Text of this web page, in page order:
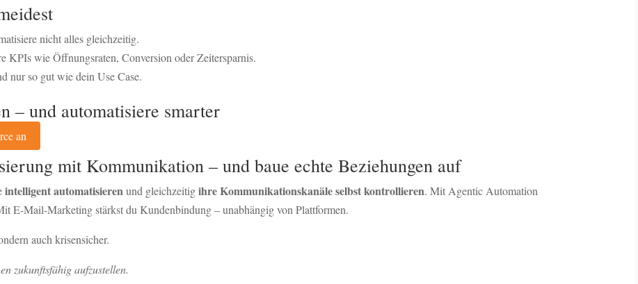
nicht alles gleichzeitig.
KPIs wie Öffnungsraten, Conversion oder Zeitersparnis.
nur so gut wie dein Use Case.
– und automatisiere smarter
an
mit Kommunikation – und baue echte Beziehungen auf
intelligent automatisieren und gleichzeitigihre Kommunikationskanäle selbst kontrollieren. Mit Agentic Automation
E-Mail-Marketing stärkst du Kundenbindung – unabhängig von Plattformen.
auch krisensicher.
zukunftsfähig aufzustellen.